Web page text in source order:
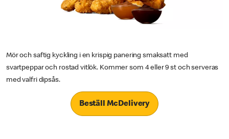
Mör och saftig kyckling i en krispig panering smaksatt med
svartpeppar och rostad vitlök. Kommer som 4 eller 9 st och serveras
med valfri dipsås.
Beställ McDelivery